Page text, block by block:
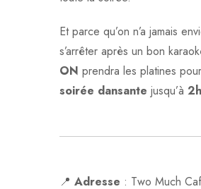
Et parce qu’on n’a jamais
s’arrêter après un bon
ON prendra les platines
soirée dansante jusqu’à
📍 Adresse : Two Much